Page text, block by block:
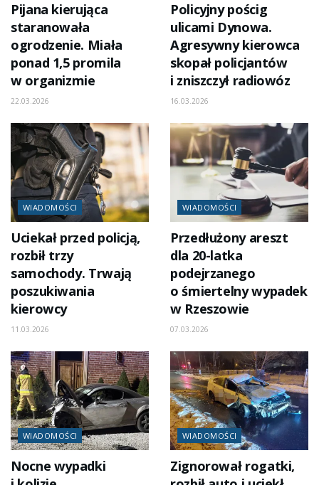
Pijana kierująca
staranowała
ogrodzenie. Miała
ponad 1,5 promila
w organizmie
22.03.2026
Policyjny pościg
ulicami Dynowa.
Agresywny kierowca
skopał policjantów
i zniszczył radiowóz
16.03.2026
WIADOMOŚCI
Uciekał przed policją,
rozbił trzy
samochody. Trwają
poszukiwania
kierowcy
11.03.2026
WIADOMOŚCI
Przedłużony areszt
dla 20-latka
podejrzanego
o śmiertelny wypadek
w Rzeszowie
07.03.2026
WIADOMOŚCI
Nocne wypadki
WIADOMOŚCI
Zignorował rogatki,